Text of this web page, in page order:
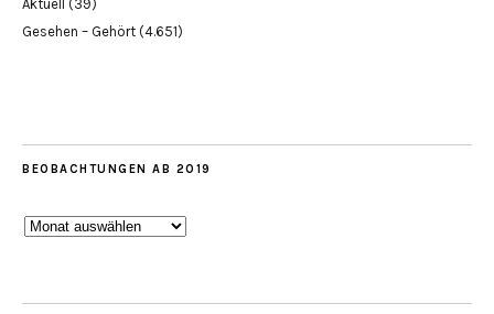
Aktuell
(39)
Gesehen – Gehört (4.651)
BEOBACHTUNGEN AB 2019
Beobachtungen